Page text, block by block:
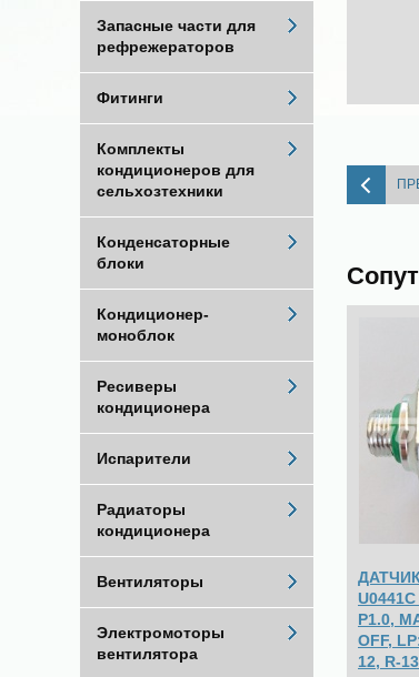
P1.0,
OFF,
12, R-
Запасные части для
рефрежераторов
Фитинги
Комплекты
кондиционеров для
сельхозтехники
Конденсаторные
блоки
Кондиционер-
моноблок
Ресиверы
кондиционера
Испарители
Радиаторы
кондиционера
Вентиляторы
Электромоторы
вентилятора